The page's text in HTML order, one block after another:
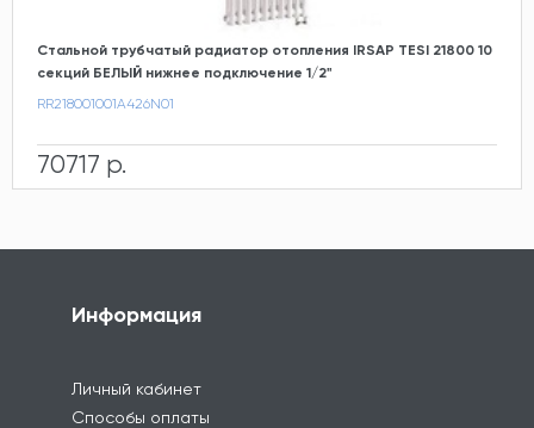
Стальной трубчатый радиатор отопления IRSAP TESI 21800 10
секций БЕЛЫЙ нижнее подключение 1/2"
RR218001001A426N01
70717 р.
Информация
Личный кабинет
Способы оплаты